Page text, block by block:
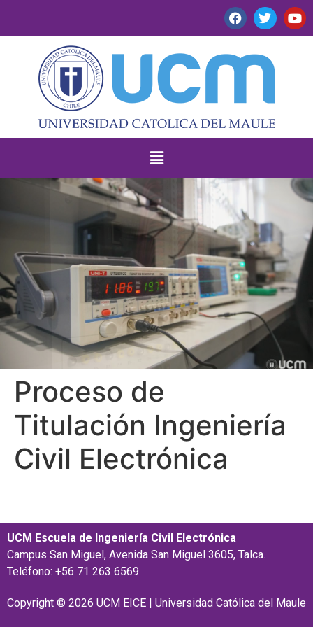
Proceso de
Titulación Ingeniería
Civil Electrónica
UCM Escuela de Ingeniería Civil Electrónica
Campus San Miguel, Avenida San Miguel 3605, Talca.
Teléfono: +56 71 263 6569
Copyright © 2026 UCM EICE | Universidad Católica del Maule